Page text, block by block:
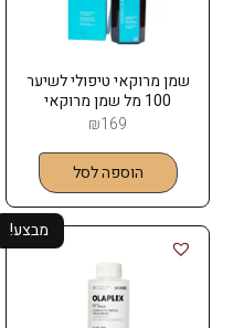
שמן מרוקאי טיפולי לשיער
100 מל שמן מרוקאי
MOROCCANOIL
₪169
הוספה לסל
מבצע!